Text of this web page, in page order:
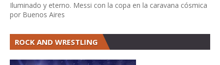
Iluminado y eterno. Messi con la copa en la caravana cósmica
por Buenos Aires
ROCK AND WRESTLING